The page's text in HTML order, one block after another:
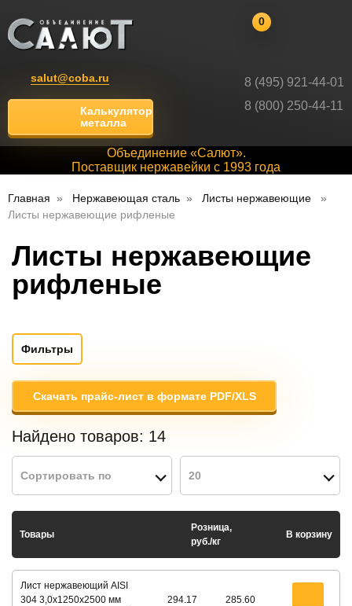
salut@coba.ru
Калькулятор
металла
8 (495) 921-44-01
8 (800) 250-44-11
0
Объединение «Салют».
Поставщик нержавейки с 1993 года
Главная Нержавеющая сталь
Листы нержавеющие
Листы нержавеющие рифленые
Листы нержавеющие
рифленые
Фильтры
Скачать прайс-лист в формате PDF/XLS
Найдено товаров: 14
Сортировать по 20
Товары
Розница,
руб./кг
В корзину
Лист нержавеющий AISI
304 3,0х1250х2500 мм
294.17 285.60